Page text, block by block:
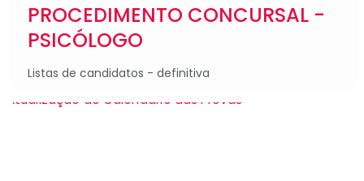
PROCEDIMENTO CONCURSAL -
PSICÓLOGO
Listas de candidatos - definitiva